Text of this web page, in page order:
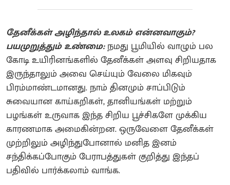
தேனீக்கள் அழிந்தால் உலகம் என்னவாகும்?
பயமுறுத்தும் உண்மை:நமது பூமியில் வாழும் பல
கோடி உயிரினங்களில் தேனீக்கள் அளவு சிறியதாக
இருந்தாலும் அவை செய்யும் வேலை மிகவும்
பிரம்மாண்டமானது. நாம் தினமும் சாப்பிடும்
சுவையான காய்கறிகள், தானியங்கள் மற்றும்
பழங்கள் உருவாக இந்த சிறிய பூச்சிகளே முக்கிய
காரணமாக அமைகின்றன. ஒருவேளை தேனீக்கள்
முற்றிலும் அழிந்துபோனால் மனித இனம்
சந்திக்கப்போகும் பேராபத்துகள் குறித்து இந்தப்
பதிவில் பார்க்கலாம் வாங்க.